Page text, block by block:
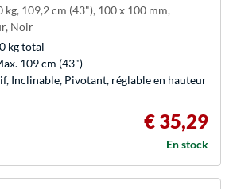
kg, 109,2 cm (43"), 100 x 100 mm,
Noir
kg total
109 cm (43")
Inclinable, Pivotant, réglable en hauteur
€ 35,29
En stock